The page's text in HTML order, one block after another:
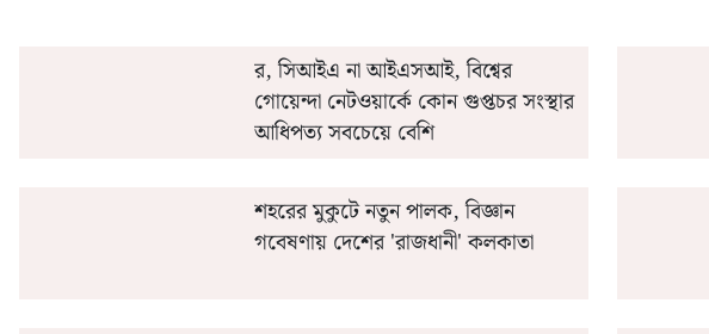
র, সিআইএ না আইএসআই, বিশ্বের
গোয়েন্দা নেটওয়ার্কে কোন গুপ্তচর সংস্থার
আধিপত্য সবচেয়ে বেশি
শহরের মুকুটে নতুন পালক, বিজ্ঞান
গবেষণায় দেশের 'রাজধানী' কলকাতা